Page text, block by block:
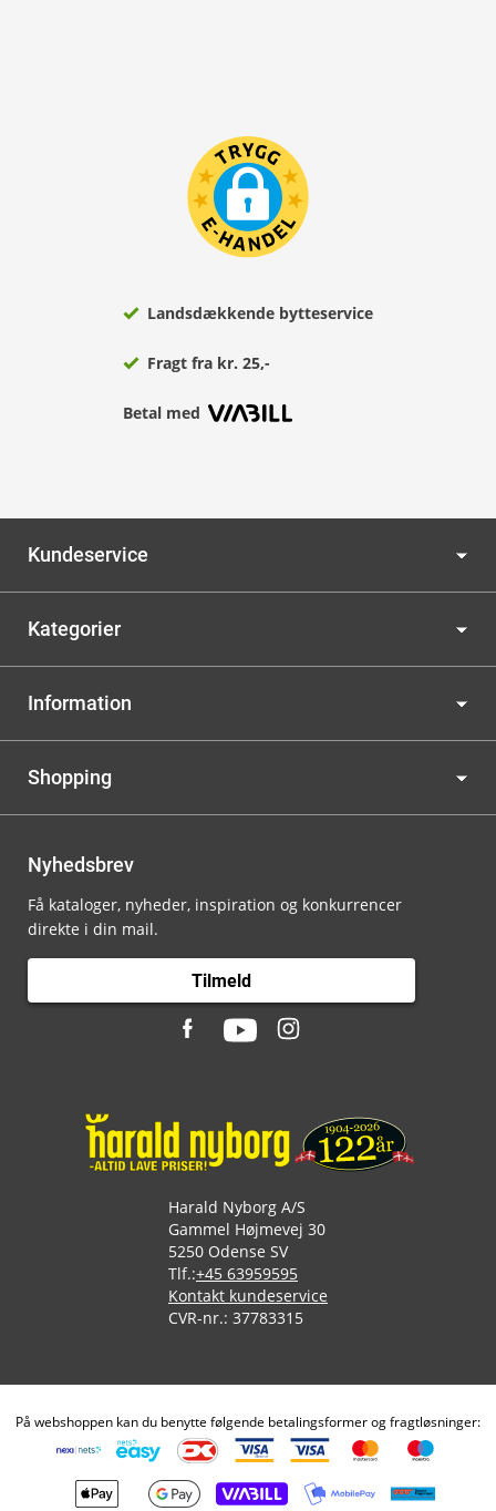
Landsdækkende bytteservice
Fragt fra kr. 25,-
Betal med
Kundeservice
Kategorier
Information
Shopping
Nyhedsbrev
Få kataloger, nyheder, inspiration og konkurrencer
direkte i din mail.
Tilmeld
Harald Nyborg A/S
Gammel Højmevej 30
5250 Odense SV
Tlf.:+45 63959595
Kontakt kundeservice
CVR-nr.: 37783315
På webshoppen kan du benytte følgende betalingsformer og fragtløsninger: